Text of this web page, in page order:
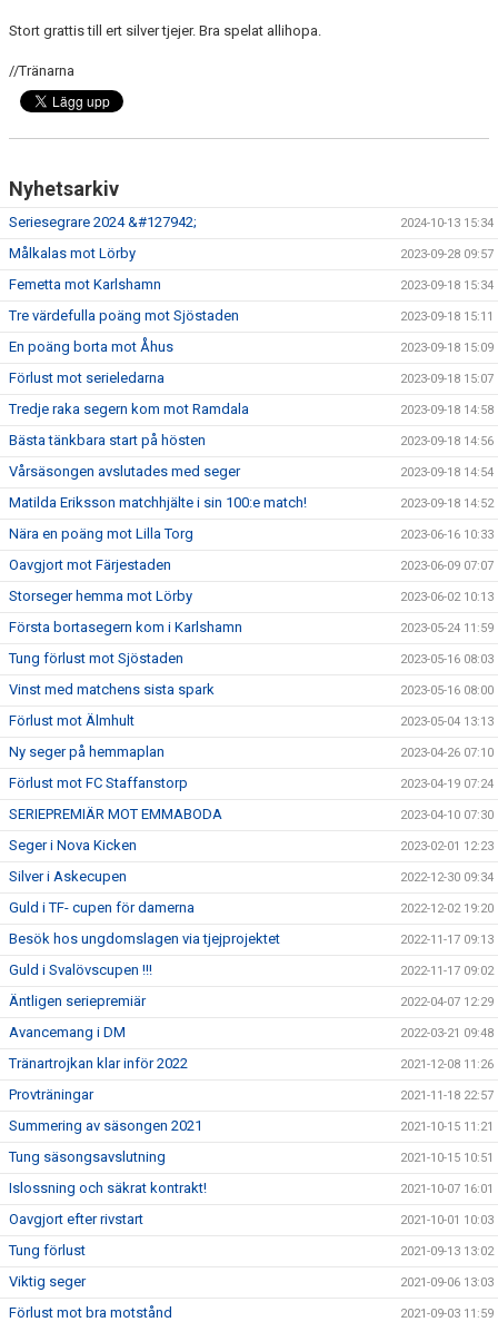
Stort grattis till ert silver tjejer. Bra spelat allihopa.
//Tränarna
Nyhetsarkiv
Seriesegrare 2024 &#127942; 2024-10-13 15:34
Målkalas mot Lörby 2023-09-28 09:57
Femetta mot Karlshamn 2023-09-18 15:34
Tre värdefulla poäng mot Sjöstaden 2023-09-18 15:11
En poäng borta mot Åhus 2023-09-18 15:09
Förlust mot serieledarna 2023-09-18 15:07
Tredje raka segern kom mot Ramdala 2023-09-18 14:58
Bästa tänkbara start på hösten 2023-09-18 14:56
Vårsäsongen avslutades med seger 2023-09-18 14:54
Matilda Eriksson matchhjälte i sin 100:e match! 2023-09-18 14:52
Nära en poäng mot Lilla Torg 2023-06-16 10:33
Oavgjort mot Färjestaden 2023-06-09 07:07
Storseger hemma mot Lörby 2023-06-02 10:13
Första bortasegern kom i Karlshamn 2023-05-24 11:59
Tung förlust mot Sjöstaden 2023-05-16 08:03
Vinst med matchens sista spark 2023-05-16 08:00
Förlust mot Älmhult 2023-05-04 13:13
Ny seger på hemmaplan 2023-04-26 07:10
Förlust mot FC Staffanstorp 2023-04-19 07:24
SERIEPREMIÄR MOT EMMABODA 2023-04-10 07:30
Seger i Nova Kicken 2023-02-01 12:23
Silver i Askecupen 2022-12-30 09:34
Guld i TF- cupen för damerna 2022-12-02 19:20
Besök hos ungdomslagen via tjejprojektet 2022-11-17 09:13
Guld i Svalövscupen !!! 2022-11-17 09:02
Äntligen seriepremiär 2022-04-07 12:29
Avancemang i DM 2022-03-21 09:48
Tränartrojkan klar inför 2022 2021-12-08 11:26
Provträningar 2021-11-18 22:57
Summering av säsongen 2021 2021-10-15 11:21
Tung säsongsavslutning 2021-10-15 10:51
Islossning och säkrat kontrakt! 2021-10-07 16:01
Oavgjort efter rivstart 2021-10-01 10:03
Tung förlust 2021-09-13 13:02
Viktig seger 2021-09-06 13:03
Förlust mot bra motstånd 2021-09-03 11:59